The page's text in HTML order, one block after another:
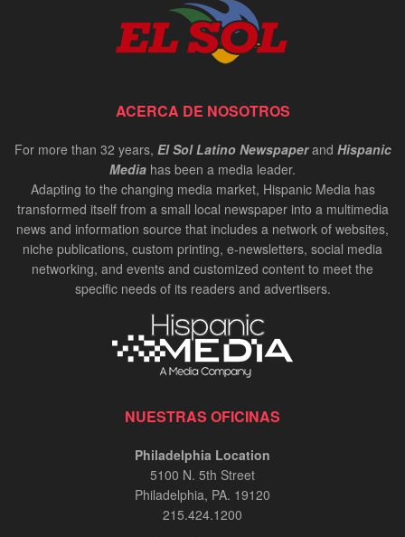
ACERCA DE NOSOTROS
For more than 32 years, El Sol Latino Newspaperand Hispanic
Media has been a media leader.
Adapting to the changing media market, Hispanic Media has
transformed itself from a small local newspaper into a multimedia
news and information source that includes a network of websites,
niche publications, custom printing, e-newsletters, social media
networking, and events and customized content to meet the
specific needs of its readers and advertisers.
NUESTRAS OFICINAS
Philadelphia Location
5100 N. 5th Street
Philadelphia, PA. 19120
215.424.1200